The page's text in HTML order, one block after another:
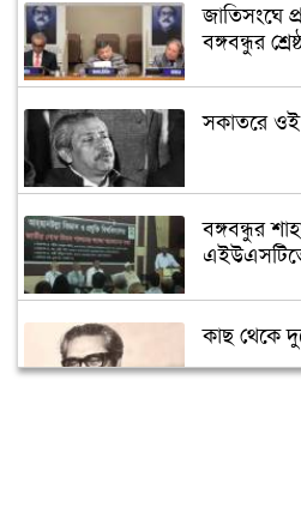
জাতিসংঘে
বঙ্গবন্ধুর
সকাতরে
বঙ্গবন্ধুর
কাছ থেকে